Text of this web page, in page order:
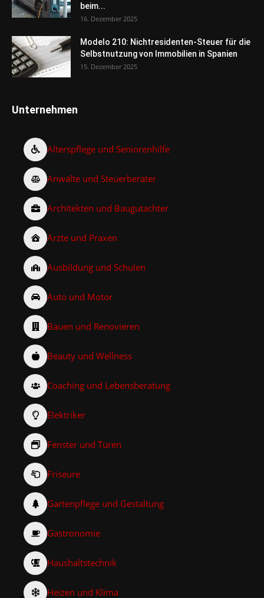
beim...
16. Dezember 2025
Modelo 210: Nichtresidenten-Steuer für die
Selbstnutzung von Immobilien in Spanien
15. Dezember 2025
Unternehmen
Alterspflege und Seniorenhilfe
Anwälte und Steuerberater
Architekten und Baugutachter
Ärzte und Praxen
Ausbildung und Schulen
Auto und Motor
Bauen und Renovieren
Beauty und Wellness
Coaching und Lebensberatung
Elektriker
Fenster und Türen
Friseure
Gartenpflege und Gestaltung
Gastronomie
Haushaltstechnik
Heizen und Klima